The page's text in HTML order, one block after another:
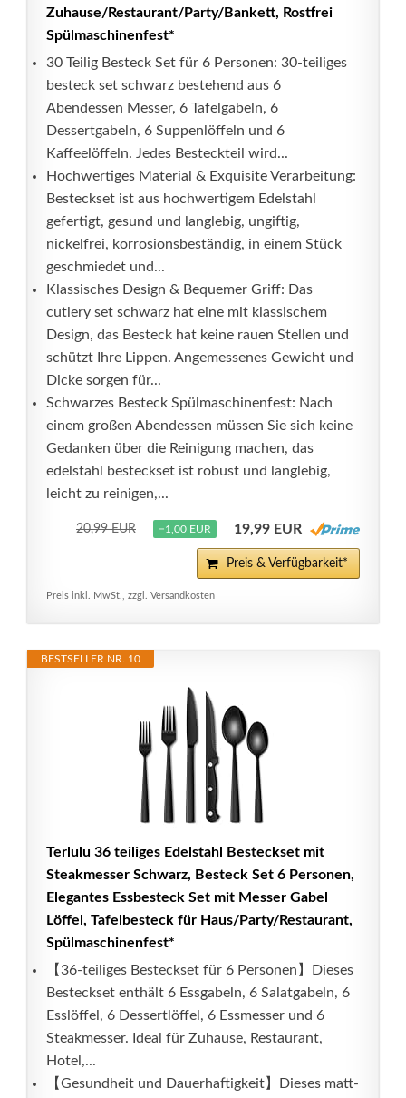
Zuhause/Restaurant/Party/Bankett, Rostfrei
Spülmaschinenfest*
30 Teilig Besteck Set für 6 Personen: 30-teiliges
besteck set schwarz bestehend aus 6
Abendessen Messer, 6 Tafelgabeln, 6
Dessertgabeln, 6 Suppenlöffeln und 6
Kaffeelöffeln. Jedes Besteckteil wird...
Hochwertiges Material & Exquisite Verarbeitung:
Besteckset ist aus hochwertigem Edelstahl
gefertigt, gesund und langlebig, ungiftig,
nickelfrei, korrosionsbeständig, in einem Stück
geschmiedet und...
Klassisches Design & Bequemer Griff: Das
cutlery set schwarz hat eine mit klassischem
Design, das Besteck hat keine rauen Stellen und
schützt Ihre Lippen. Angemessenes Gewicht und
Dicke sorgen für...
Schwarzes Besteck Spülmaschinenfest: Nach
einem großen Abendessen müssen Sie sich keine
Gedanken über die Reinigung machen, das
edelstahl besteckset ist robust und langlebig,
leicht zu reinigen,...
20,99 EUR −1,00 EUR 19,99 EUR
Preis & Verfügbarkeit*
Preis inkl. MwSt., zzgl. Versandkosten
BESTSELLER NR. 10
Terlulu 36 teiliges Edelstahl Besteckset mit
Steakmesser Schwarz, Besteck Set 6 Personen,
Elegantes Essbesteck Set mit Messer Gabel
Löffel, Tafelbesteck für Haus/Party/Restaurant,
Spülmaschinenfest*
【36-teiliges Besteckset für 6 Personen】Dieses
Besteckset enthält 6 Essgabeln, 6 Salatgabeln, 6
Esslöffel, 6 Dessertlöffel, 6 Essmesser und 6
Steakmesser. Ideal für Zuhause, Restaurant,
Hotel,...
【Gesundheit und Dauerhaftigkeit】Dieses matt-